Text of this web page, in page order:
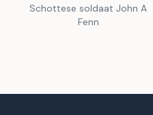
Schottese soldaat John A
Fenn